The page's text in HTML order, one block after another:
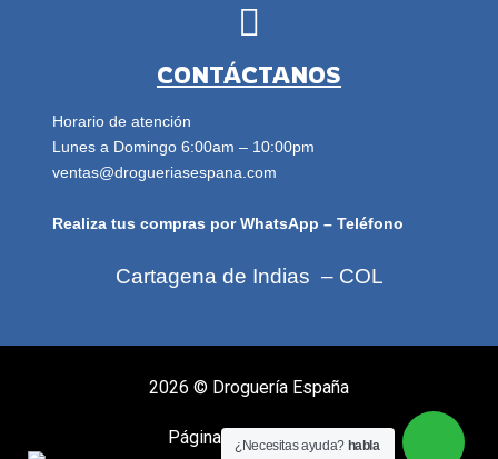
CONTÁCTANOS
Horario de atención
Lunes a Domingo 6:00am – 10:00pm
ventas@drogueriasespana.com
Realiza tus compras por WhatsApp – Teléfono
Cartagena de Indias – COL
2026 © Droguería España
Página diseñada por:
¿Necesitas ayuda? habla